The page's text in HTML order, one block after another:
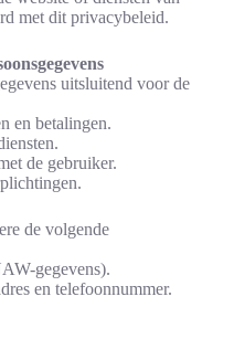
met dit privacybeleid.
uitsluitend voor de
en betalingen.
de gebruiker.
de volgende
gegevens).
en telefoonnummer.